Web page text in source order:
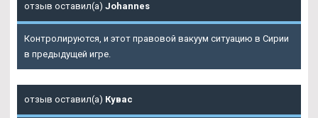
отзыв оставил(а) Johannes
Контролируются, и этот правовой вакуум ситуацию в Сирии
в предыдущей игре.
отзыв оставил(а) Кувас